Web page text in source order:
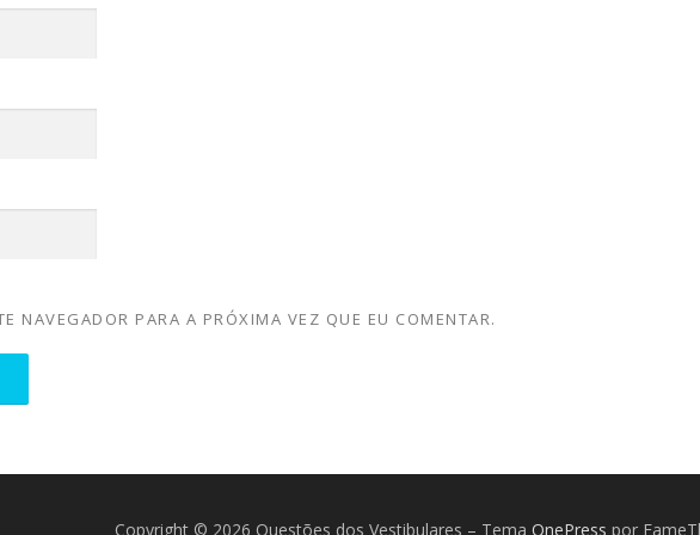
NAVEGADOR PARA A PRÓXIMA VEZ QUE EU COMENTAR.
Copyright © 2026 Questões dos Vestibulares – Tema OnePress por